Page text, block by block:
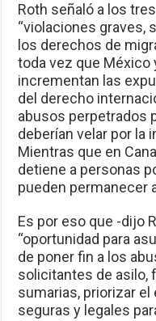
Roth señaló a los
“violaciones graves,
los derechos de
toda vez que México
incrementan las
del derecho
abusos perpetrados
deberían velar por la
Mientras que en
detiene a personas
pueden permanecer
Es por eso que -dijo
“oportunidad para
de poner fin a los
solicitantes de asilo,
sumarias, priorizar
seguras y legales